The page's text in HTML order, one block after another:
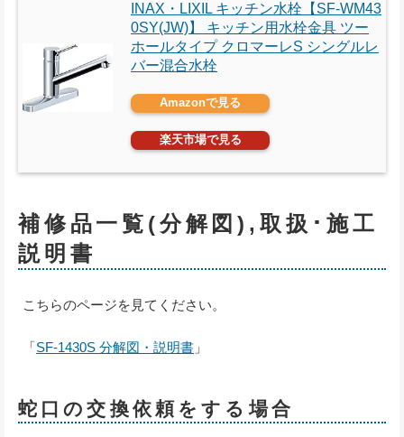
INAX・LIXIL キッチン水栓【SF-WM43
0SY(JW)】 キッチン用水栓金具 ツー
ホールタイプ クロマーレS シングルレ
バー混合水栓
Amazonで見る
楽天市場で見る
補修品一覧(分解図),取扱･施工
説明書
こちらのページを見てください。
「SF-1430S 分解図・説明書 」
蛇口の交換依頼をする場合